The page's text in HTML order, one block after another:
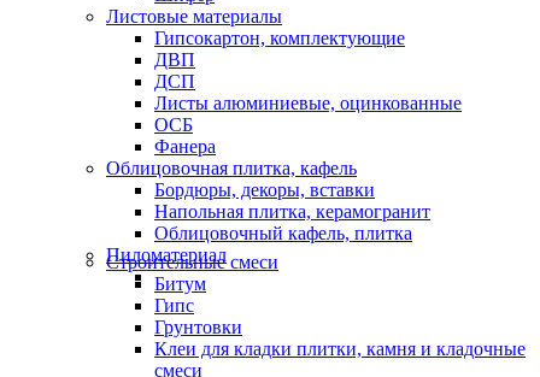
Листовые материалы
Гипсокартон, комплектующие
ДВП
ДСП
Листы алюминиевые, оцинкованные
ОСБ
Фанера
Облицовочная плитка, кафель
Бордюры, декоры, вставки
Напольная плитка, керамогранит
Облицовочный кафель, плитка
Пиломатериал
Строительные смеси
Битум
Гипс
Грунтовки
Клеи для кладки плитки, камня и кладочные
смеси